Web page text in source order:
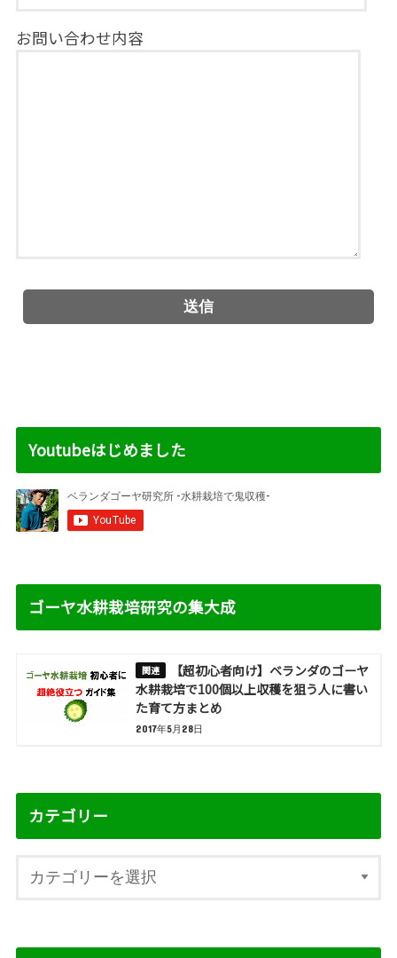
お問い合わせ内容
Youtubeはじめました
ゴーヤ水耕栽培研究の集大成
【超初心者向け】ベランダのゴーヤ
水耕栽培で100個以上収穫を狙う人に書い
た育て方まとめ
2017年5月28日
カテゴリー